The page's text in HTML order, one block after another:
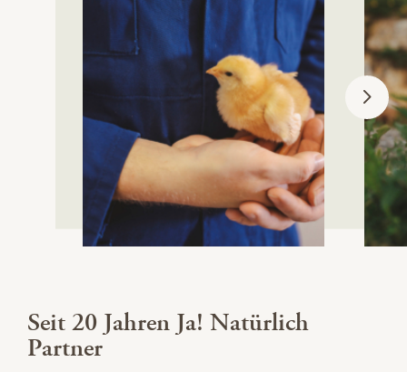
Seit 20 Jahren Ja! Natürlich
Partner